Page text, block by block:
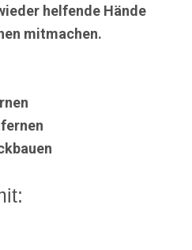
helfende Hände
mitmachen.